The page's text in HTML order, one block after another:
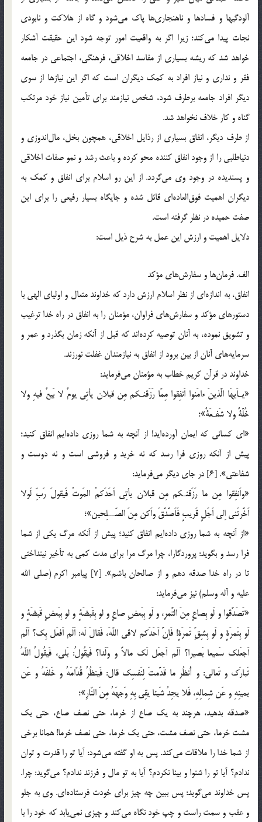
آلودگیها و فسادها و ناهنجاری‌ها پاک می‌شود و گاه از هلاکت و نابودی
نجات پیدا می‌کند؛ زیرا اگر به واقعیت امور توجه شود این حقیقت آشکار
خواهد شد که ریشه بسیاری از مفاسد اخلاقی، فرهنگی، اجتماعی در جامعه
فقر و نداری و نیاز افراد به کمک دیگران است که اگر این نیازها از سوی
دیگر افراد جامعه برطرف شود، شخص نیازمند برای تأمین نیاز خود مرتکب
گناه و کار خلاف نخواهد شد.
از طرف دیگر، انفاق بسیاری از رذایل اخلاقی، همچون بخل، مال‌اندوزی و
دنیاطلبی را از وجود انفاق کننده محو کرده و باعث رشد و نمو صفات اخلاقی
و پسندیده در وجود وی می‌گردد. از این رو اسلام برای انفاق و کمک به
دیگران اهمیت فوق‌العاده‌ای قائل شده و جایگاه بسیار رفیعی را برای این
صفت حمیده در نظر گرفته است.
دلایل اهمیت و ارزش این عمل به شرح ذیل است:
الف. فرمان‌ها و سفارش‌های مؤکد
انفاق، به اندازه‌ای از نظر اسلام ارزش دارد که خداوند متعال و اولیای الهی با
دستورهای مؤکد و سفارش‌های فراوان، مؤمنان را به انفاق در راه خدا ترغیب
و تشویق نموده، به آنان توصیه کرده‌اند که قبل از آنکه زمان بگذرد و عمر و
سرمایه‌های آنان از بین برود از انفاق به نیازمندان غفلت نورزند.
خداوند در قرآن کریم خطاب به مؤمنان می‌فرماید:
«یـاَیهَا الَّذینَ ءامَنوا اَنفِقوا مِمّا رَزَقنـکم مِن قبلان یأتِی یومٌ لا بَیعٌ فیهِ ولا
خُلَّةٌ ولا شَفـعَةٌ»؛
«ای کسانی که ایمان آورده‌اید! از آنچه به شما روزی داده‌ایم انفاق کنید؛
پیش از آنکه روزی فرا رسد که نه خرید و فروشی است و نه دوست و
شفاعتی». [6] در جای دیگر می‌فرماید:
«واَنفِقوا مِن ما رَزَقنـکم مِن قبلان یأتِی اَحَدَکمُ المَوتُ فَیقولَ رَبِّ لَولا
اَخَّرتَنی اِلی اَجَلٍ قَریبٍ فَاَصَّدَّقَ واَکن مِنَ الصّــلِحین»؛
«از آنچه به شما روزی داده‌ایم انفاق کنید؛ پیش از آنکه مرگ یکی از شما
فرا رسد و بگوید: پروردگارا، چرا مرگ مرا برای مدت کمی به تأخیر نینداختی
تا در راه خدا صدقه دهم و از صالحان باشم». [7] پیامبر اکرم (صلی الله
علیه و آله وسلم) نیز می‌فرماید:
«تَصَدَّقوا و لَو بِصاعٍ مِنَ التَّمرِ، و لَو بِبَعضِ صاعٍ و لو بِقَبضَةٍ و لو بِبَعضٍ قَبضَةٍ و
لَو بِتَمرَةٍ و لَو بِشِقِّ تَمرَةٍ! فَاِنَّ اَحَدَکم لاقی اللّهَ، فَقالَ لَه: اَلَم اَفعَل بِک؟ اَلَم
اَجعَلک سَمیعا بَصیرا؟ اَلَم اَجعَل لَک مالاً و وَلَدا؟ فَیقُولُ: بَلی، فَیقُولُ اللّهُ
تَبارَک و تَعالی: و أُنظُر ما قَدَّمتَ لِنَفسِک قال: فَینظُرُ قُدّامَهُ و خَلفَهُ و عَن
یمینِهِ و عَن شِمالِهِ، فَلا یجِدُ شَیئا یقِی بِهِ وَجهَهُ مِنَ النّارِ»؛
«صدقه بدهید، هرچند به یک صاع از خرما، حتی نصف صاع، حتی یک
مشت خرما، حتی نصف مشت، حتی یک خرما، حتی نصف خرما! همانا برخی
از شما خدا را ملاقات می‌کند. پس به او گفته می‌شود: آیا تو را قدرت و توان
ندادم؟ آیا تو را شنوا و بینا نکردم؟ آیا به تو مال و فرزند ندادم؟ می‌گوید: چرا.
پس خداوند می‌گوید: پس ببین چه چیز برای خودت فرستاده‌ای. وی به جلو
و عقب و سمت راست و چپ خود نگاه می‌کند و چیزی نمی‌یابد که خود را با